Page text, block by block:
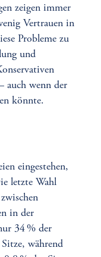
zeigen immer
Vertrauen in
Probleme zu
und
auch wenn der
könnte.
eingestehen,
letzte Wahl
in der
34 % der
während